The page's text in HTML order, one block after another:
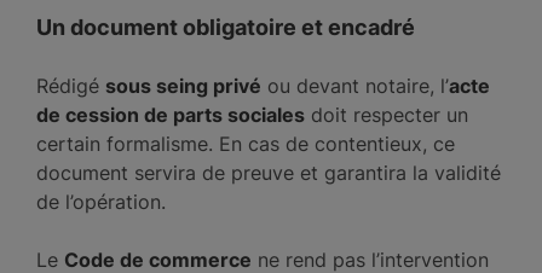
Un document obligatoire et encadré
Rédigé sous seing privé ou devant notaire, l’acte
de cession de parts sociales doit respecter un
certain formalisme. En cas de contentieux, ce
document servira de preuve et garantira la validité
de l’opération.
Le Code de commerce ne rend pas l’intervention